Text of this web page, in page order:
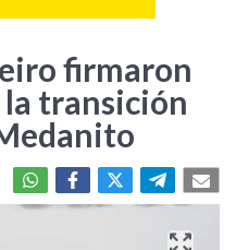
firmaron
transición